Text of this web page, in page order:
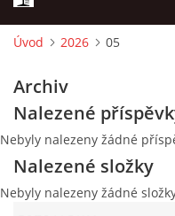
NAŠE SÝRY A DELIKATESY
OTEVÍRACÍ DOBA
Úvod 2026 05
Archiv
Nalezené
Nebyly nalezeny žádné
Nalezené složky
Nebyly nalezeny žádné